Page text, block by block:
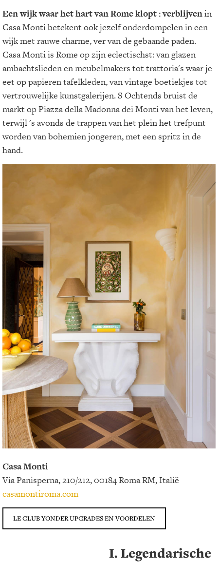
Een wijk waar het hart van Rome klopt : verblijvenin
Casa Monti betekent ook jezelf onderdompelen in een
wijk met rauwe charme, ver van de gebaande paden.
Casa Monti is Rome op zijn eclectischst: van glazen
ambachtslieden en meubelmakers tot trattoria's waar je
eet op papieren tafelkleden, van vintage boetiekjes tot
vertrouwelijke kunstgalerijen. S Ochtends bruist de
markt op Piazza della Madonna dei Monti van het leven,
terwijl 's avonds de trappen van het plein het trefpunt
worden van bohemien jongeren, met een spritz in de
hand.
Casa Monti
Via Panisperna, 210/212, 00184 Roma RM, Italië
casamontiroma.com
LE CLUB YONDER UPGRADES EN VOORDELEN
I. Legendarische